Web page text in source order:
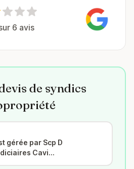
6 avis
de syndics
gérée par Scp D
Cavi…